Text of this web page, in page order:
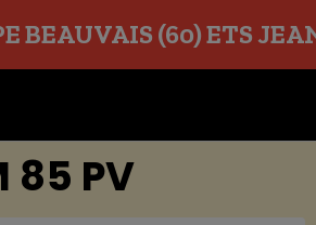
BEAUVAIS (60) ETS
85 PV